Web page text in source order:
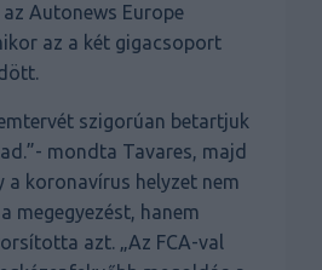
Autonews Europe
az a két gigacsoport
szigorúan betartjuk
mondta Tavares, majd
a koronavírus helyzet nem
megegyezést, hanem
azt. „Az FCA-val